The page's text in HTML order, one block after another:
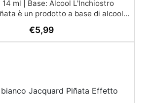
14 ml | Base: Alcool L'Inchiostro
è un prodotto a base di alcool,
l’applicazione su superfici lisce.
offre un'incredibile versatilità,
con la resina, puoi creare
esplosione di colore. Attenzione:
€5,99